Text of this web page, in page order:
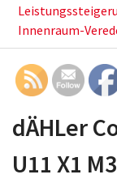
Innenraum-
dÄHLer
U11 X1